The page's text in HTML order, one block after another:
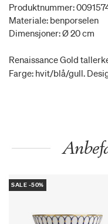
Produktnummer:
Materiale: benporselen
Dimensjoner: Ø 20 cm
Renaissance Gold
Farge: hvit/blå/gull.
SALE -50%